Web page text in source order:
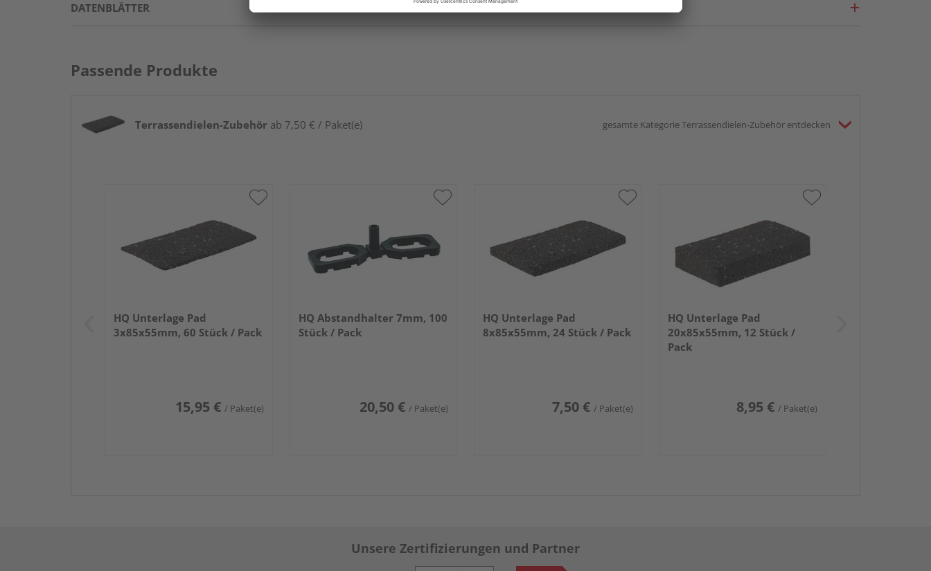
DATENBLÄTTER
Passende Produkte
Terrassendielen-Zubehör ab 7,50 € / Paket(e) gesamte Kategorie Terrassendielen-Zubehör entdecken
HQ Unterlage Pad
3x85x55mm, 60 Stück / Pack
15,95 € / Paket(e)
HQ Abstandhalter 7mm, 100
Stück / Pack
20,50 € / Paket(e)
HQ Unterlage Pad
8x85x55mm, 24 Stück / Pack
7,50 € / Paket(e)
HQ Unterlage Pad
20x85x55mm, 12 Stück /
Pack
8,95 € / Paket(e)
Unsere Zertifizierungen und Partner